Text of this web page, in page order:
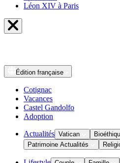
Léon XIV à Paris
Édition française
Cotignac
Vacances
Castel Gandolfo
Adoption
Actualités Vatican
Patrimoine Actualités